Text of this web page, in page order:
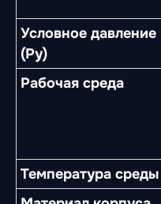
Условное давление
(Ру)
Рабочая среда
Температура среды